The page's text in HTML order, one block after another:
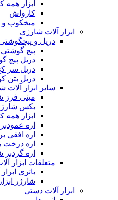
ابزار همه
کارواش
میخکوب و
ابزار آلات شارژی
دریل و
پیچ
دریل پیچ
دریل سر
دریل بتن
سایر ابزار آلات
مینی فرز
بکس
ابزار همه
اره
اره افقی
اره درخت
اره
متعلقات ابزار
باتری
شارژر
ابزار آلات دستی